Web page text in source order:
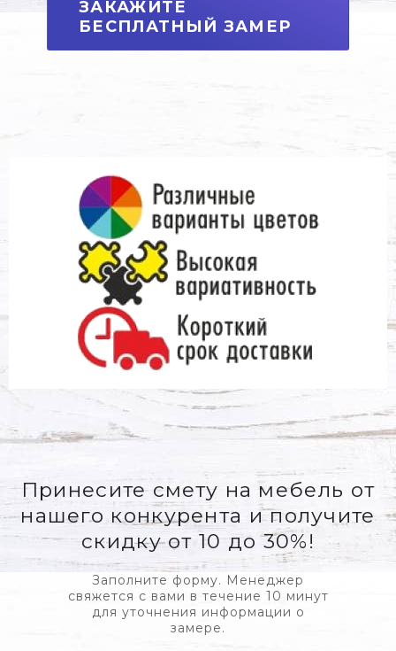
ЗАКАЖИТЕ
БЕСПЛАТНЫЙ ЗАМЕР
Принесите смету на мебель от
нашего конкурента и получите
скидку от 10 до 30%!
Заполните форму. Менеджер
свяжется с вами в течение 10 минут
для уточнения информации о
замере.